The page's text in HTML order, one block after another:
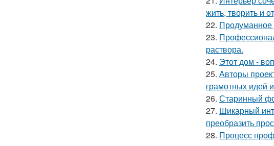
жить, творить и
22.
23.
раствора.
24. Этот дом -
25. Авторы
грамотных идей
26. Старинный
27. Шикарный
преобразить
28. Процесс